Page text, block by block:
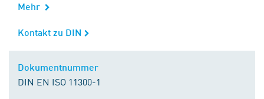
Mehr
Kontakt zu DIN
Kontakt zu DIN
Dokumentnummer
DIN EN ISO 11300-1